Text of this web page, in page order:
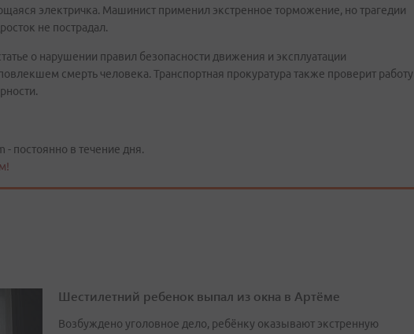
электричка. Машинист применил экстренное торможение, но трагедии
не пострадал.
о нарушении правил безопасности движения и эксплуатации
смерть человека. Транспортная прокуратура также проверит работу
- постоянно в течение дня.
Шестилетний ребенок выпал из окна в Артёме
Возбуждено уголовное дело, ребёнку оказывают экстренную